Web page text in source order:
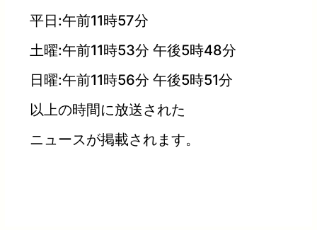
平日:午前11時57分
土曜:午前11時53分 午後5時48分
日曜:午前11時56分 午後5時51分
以上の時間に放送された
ニュースが掲載されます。